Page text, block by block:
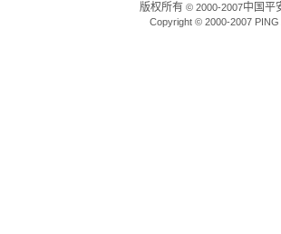
版权所有 © 2000-2007中国平
Copyright © 2000-2007